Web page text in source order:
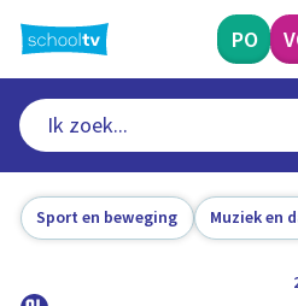
naar
hoofdinhoud
PO
Sport en beweging Muziek en